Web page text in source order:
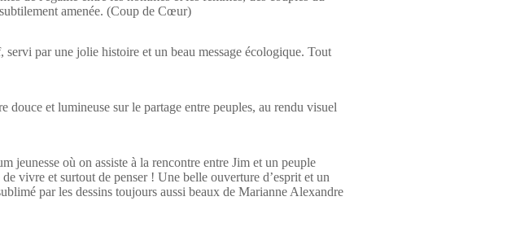
amenée. (Coup de Cœur)
par une jolie histoire et un beau message écologique. Tout
douce et lumineuse sur le partage entre peuples, au rendu visuel
jeunesse où on assiste à la rencontre entre Jim et un peuple
vivre et surtout de penser ! Une belle ouverture d’esprit et un
par les dessins toujours aussi beaux de Marianne Alexandre